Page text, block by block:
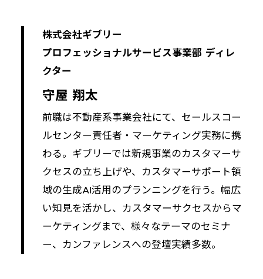
株式会社ギブリー
プロフェッショナルサービス事業部 ディレ
クター
守屋 翔太
前職は不動産系事業会社にて、セールスコー
ルセンター責任者・マーケティング実務に携
わる。ギブリーでは新規事業のカスタマーサ
クセスの立ち上げや、カスタマーサポート領
域の生成AI活用のプランニングを行う。幅広
い知見を活かし、カスタマーサクセスからマ
ーケティングまで、様々なテーマのセミナ
ー、カンファレンスへの登壇実績多数。